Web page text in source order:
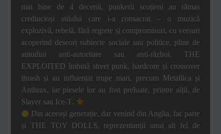
mai bine de 4 decenii, punkerii scoțieni au rămas
credincioși stilului care i-a consacrat – o muzică
explozivă, rebelă, fără regrete și compromisuri, cu versuri
acoperind deseori subiecte sociale sau politice, pline de
atitudini anti-autoritare sau anti-război. THE
EXPLOITED îmbină street punk, hardcore și crossover
thrash și au influențat trupe mari, precum Metallica și
Anthrax, iar piesele lor au fost preluate, printre alții, de
Slayer sau Ice-T.
Din aceeași generație, dar venind din Anglia, fac parte
și THE TOY DOLLS, reprezentanții unui alt fel de